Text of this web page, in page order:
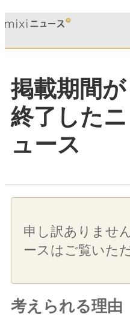
掲載期間が
終了したニ
ュース
申し訳ありませ
ースはご覧いた
考えられる理由